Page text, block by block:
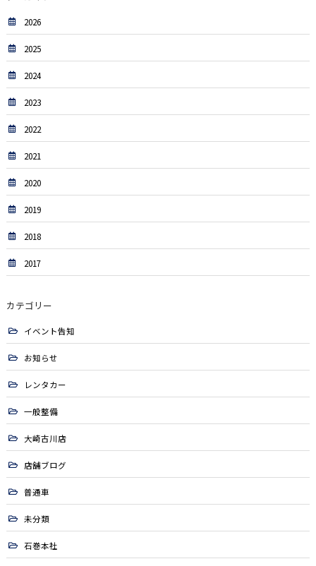
2026
2025
2024
2023
2022
2021
2020
2019
2018
2017
カテゴリー
イベント告知
お知らせ
レンタカー
一般整備
大崎古川店
店舗ブログ
普通車
未分類
石巻本社